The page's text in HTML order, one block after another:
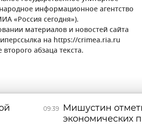
информационное агентство
«Россия сегодня»).
материалов и новостей сайта
на https://crimea.ria.ru
абзаца текста.
09:39
Мишустин
экономических